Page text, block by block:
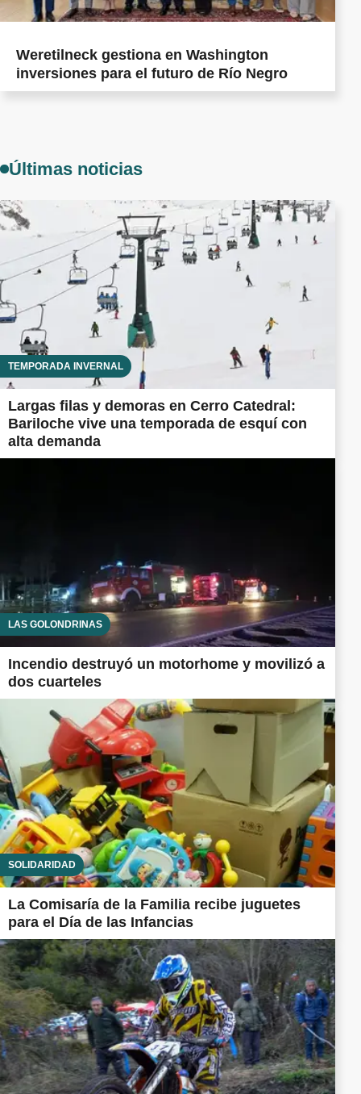
Weretilneck gestiona en Washington
inversiones para el futuro de Río Negro
Últimas noticias
TEMPORADA INVERNAL
Largas filas y demoras en Cerro Catedral:
Bariloche vive una temporada de esquí con
alta demanda
LAS GOLONDRINAS
Incendio destruyó un motorhome y movilizó a
dos cuarteles
SOLIDARIDAD
La Comisaría de la Familia recibe juguetes
para el Día de las Infancias